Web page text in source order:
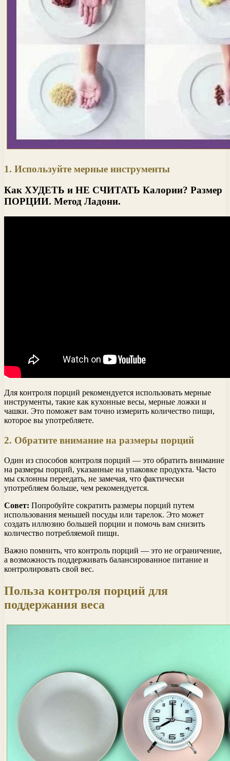
1. Используйте мерные инструменты
Как ХУДЕТЬ и НЕ СЧИТАТЬ Калории? Размер
ПОРЦИИ. Метод Ладони.
Для контроля порций рекомендуется использовать мерные
инструменты, такие как кухонные весы, мерные ложки и
чашки. Это поможет вам точно измерить количество пищи,
которое вы употребляете.
2. Обратите внимание на размеры порций
Один из способов контроля порций — это обратить внимание
на размеры порций, указанные на упаковке продукта. Часто
мы склонны переедать, не замечая, что фактически
употребляем больше, чем рекомендуется.
Совет: Попробуйте сократить размеры порций путем
использования меньшей посуды или тарелок. Это может
создать иллюзию большей порции и помочь вам снизить
количество потребляемой пищи.
Важно помнить, что контроль порций — это не ограничение,
а возможность поддерживать балансированное питание и
контролировать свой вес.
Польза контроля порций для
поддержания веса